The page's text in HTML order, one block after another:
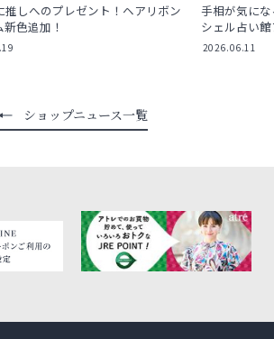
推しへのプレゼント！ヘアリボン
新色追加！
手相が気に
シェル占い
2026.06.11
ショップニュース一覧